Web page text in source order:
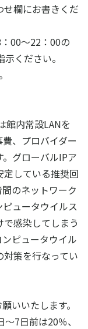
欄にお書きくだ
00～22：00の
ください。
館内常設LANを
、プロバイダー
グローバルIPア
定している推奨回
のネットワーク
ュータウイルス
感染してしまう
ピュータウイル
策を行なってい
いいたします。
7日前は20％、